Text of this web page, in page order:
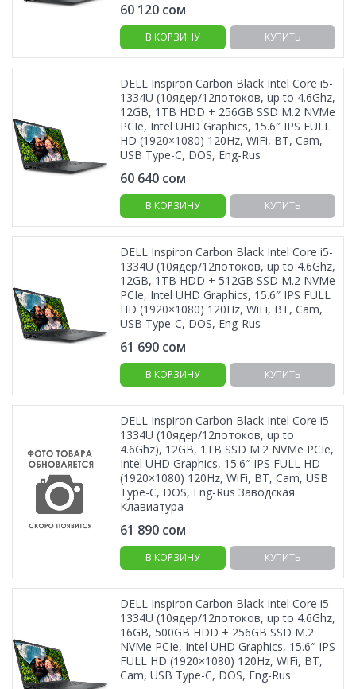
60 120 сом
В КОРЗИНУ КУПИТЬ
DELL Inspiron Carbon Black Intel Core i5-
1334U (10ядер/12потоков, up to 4.6Ghz,
12GB, 1TB HDD + 256GB SSD M.2 NVMe
PCIe, Intel UHD Graphics, 15.6″ IPS FULL
HD (1920×1080) 120Hz, WiFi, BT, Cam,
USB Type-C, DOS, Eng-Rus
60 640 сом
В КОРЗИНУ КУПИТЬ
DELL Inspiron Carbon Black Intel Core i5-
1334U (10ядер/12потоков, up to 4.6Ghz,
12GB, 1TB HDD + 512GB SSD M.2 NVMe
PCIe, Intel UHD Graphics, 15.6″ IPS FULL
HD (1920×1080) 120Hz, WiFi, BT, Cam,
USB Type-C, DOS, Eng-Rus
61 690 сом
В КОРЗИНУ КУПИТЬ
DELL Inspiron Carbon Black Intel Core i5-
1334U (10ядер/12потоков, up to
4.6Ghz), 12GB, 1TB SSD M.2 NVMe PCIe,
Intel UHD Graphics, 15.6″ IPS FULL HD
(1920×1080) 120Hz, WiFi, BT, Cam, USB
Type-C, DOS, Eng-Rus Заводская
Клавиатура
61 890 сом
В КОРЗИНУ КУПИТЬ
DELL Inspiron Carbon Black Intel Core i5-
1334U (10ядер/12потоков, up to 4.6Ghz,
16GB, 500GB HDD + 256GB SSD M.2
NVMe PCIe, Intel UHD Graphics, 15.6″ IPS
FULL HD (1920×1080) 120Hz, WiFi, BT,
Cam, USB Type-C, DOS, Eng-Rus